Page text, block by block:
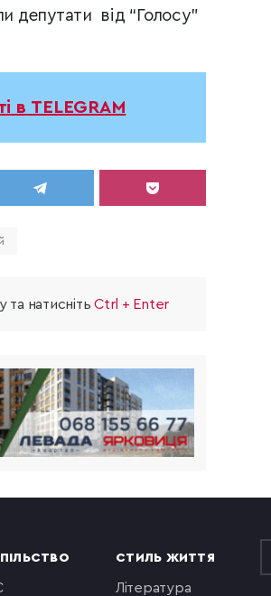
від “Голосу”
в TELEGRAM
та натиснітьCtrl + Enter
СТИЛЬ ЖИТТЯ
література